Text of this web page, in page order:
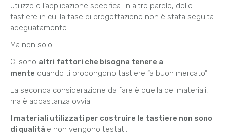
utilizzo e l’applicazione specifica. In altre parole, delle
tastiere in cui la fase di progettazione non è stata seguita
adeguatamente.
Ma non solo.
Ci sono altri fattori che bisogna tenere a
mente quando ti propongono tastiere “a buon mercato”.
La seconda considerazione da fare è quella dei materiali,
ma è abbastanza ovvia.
I materiali utilizzati per costruire le tastiere non sono
di qualità e non vengono testati.